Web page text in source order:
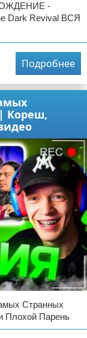
-
Dark Revival ВСЯ
Подробнее
Кореш,
Странных
Плохой Парень